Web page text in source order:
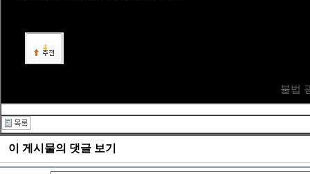
4
불법
이 게시물의 댓글 보기